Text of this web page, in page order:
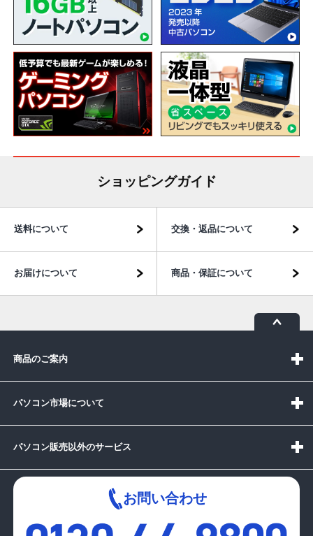
ショッピングガイド
送料について 交換・返品について
お届けについて 商品・保証について
商品のご案内
パソコン市場について
パソコン販売以外のサービス
お問い合わせ